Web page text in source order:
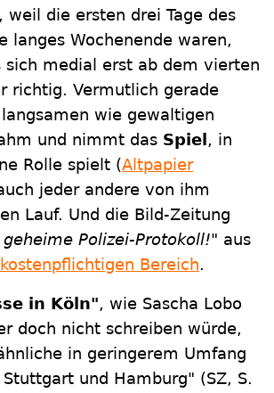
weil die ersten drei Tage des
langes Wochenende waren,
medial erst ab dem vierten
richtig. Vermutlich gerade
wie gewaltigen
und nimmt das Spiel , in
Rolle spielt (Altpapier
jeder andere von ihm
Lauf. Und die Bild-Zeitung
geheime Polizei-Protokoll!" aus
kostenpflichtigen Bereich.
in Köln", wie Sascha Lobo
doch nicht schreiben würde,
in geringerem Umfang
und Hamburg" (SZ, S.